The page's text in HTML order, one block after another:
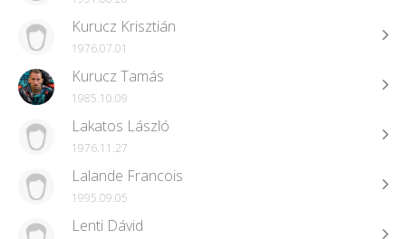
Kurucz Krisztián
1976.07.01
Kurucz Tamás
1985.10.09
Lakatos László
1976.11.27
Lalande Francois
1995.09.05
Lenti Dávid